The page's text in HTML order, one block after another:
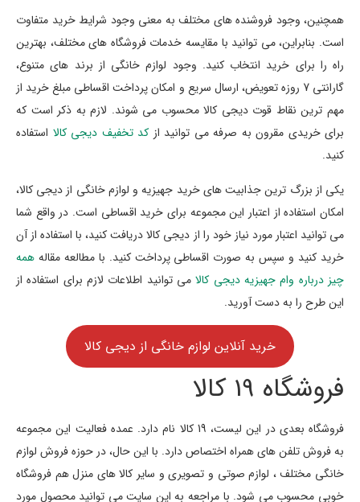
همچنین، وجود فروشنده های مختلف به معنی وجود شرایط خرید متفاوت
است. بنابراین، می توانید با مقایسه خدمات فروشگاه های مختلف، بهترین
راه را برای خرید انتخاب کنید. وجود لوازم خانگی از برند های متنوع،
گارانتی 7 روزه تعویض، ارسال سریع و امکان پرداخت اقساطی مبلغ خرید از
مهم ترین نقاط قوت دیجی کالا محسوب می شوند. لازم به ذکر است که
برای خریدی مقرون به صرفه می توانید از کد تخفیف دیجی کالا استفاده
کنید.
یکی از بزرگ ترین جذابیت های خرید جهیزیه و لوازم خانگی از دیجی کالا،
امکان استفاده از اعتبار این مجموعه برای خرید اقساطی است. در واقع شما
می توانید اعتبار مورد نیاز خود را از دیجی کالا دریافت کنید، با استفاده از آن
خرید کنید و سپس به صورت اقساطی پرداخت کنید. با مطالعه مقاله همه
چیز درباره وام جهیزیه دیجی کالامی توانید اطلاعات لازم برای استفاده از
این طرح را به دست آورید.
خرید آنلاین لوازم خانگی از دیجی کالا
فروشگاه 19 کالا
فروشگاه بعدی در این لیست، 19 کالا نام دارد. عمده فعالیت این مجموعه
به فروش تلفن های همراه اختصاص دارد. با این حال، در حوزه فروش لوازم
خانگی مختلف ، لوازم صوتی و تصویری و سایر کالا های منزل هم فروشگاه
خوبی محسوب می شود. با مراجعه به این سایت می توانید محصول مورد